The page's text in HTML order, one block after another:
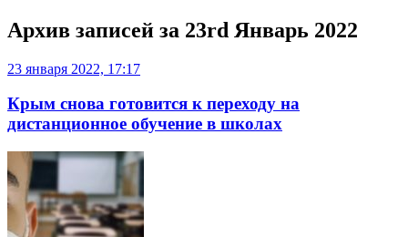
Архив записей за 23rd Январь 2022
23 января 2022, 17:17
Крым снова готовится к переходу на
дистанционное обучение в школах